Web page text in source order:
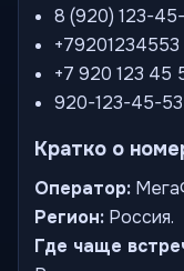
8 (920) 123-
+79201234553
+7 920 123 45
920-123-45-53
Кратко о
Оператор:
Регион: Россия.
Где чаще